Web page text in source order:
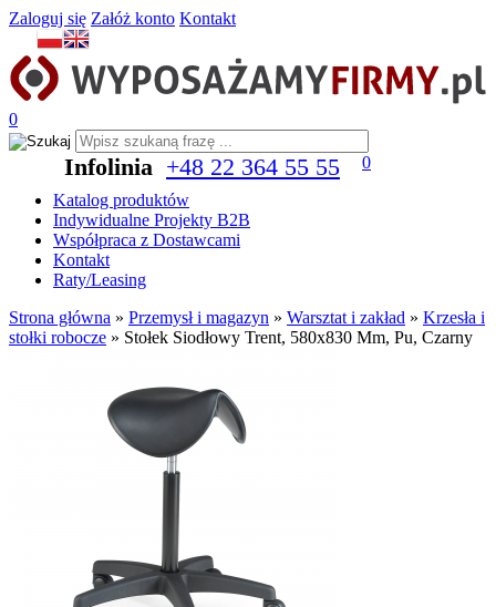
Zaloguj się Załóż konto Kontakt
0
Infolinia +48 22 364 55 55
0
Katalog produktów
Indywidualne Projekty B2B
Współpraca z Dostawcami
Kontakt
Raty/Leasing
Strona główna » Przemysł i magazyn » Warsztat i zakład » Krzesła i
stołki robocze » Stołek Siodłowy Trent, 580x830 Mm, Pu, Czarny